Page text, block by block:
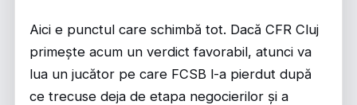
Aici e punctul care schimbă tot. Dacă CFR Cluj
primește acum un verdict favorabil, atunci va
lua un jucător pe care FCSB l-a pierdut după
ce trecuse deja de etapa negocierilor și a